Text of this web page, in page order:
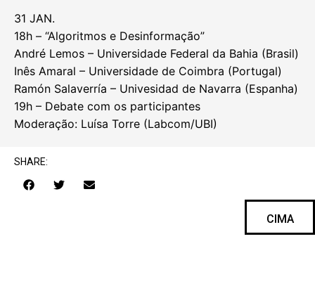
31 JAN.
18h – “Algoritmos e Desinformação”
André Lemos – Universidade Federal da Bahia (Brasil)
Inês Amaral – Universidade de Coimbra (Portugal)
Ramón Salaverría – Univesidad de Navarra (Espanha)
19h – Debate com os participantes
Moderação: Luísa Torre (Labcom/UBI)
SHARE:
CIMA